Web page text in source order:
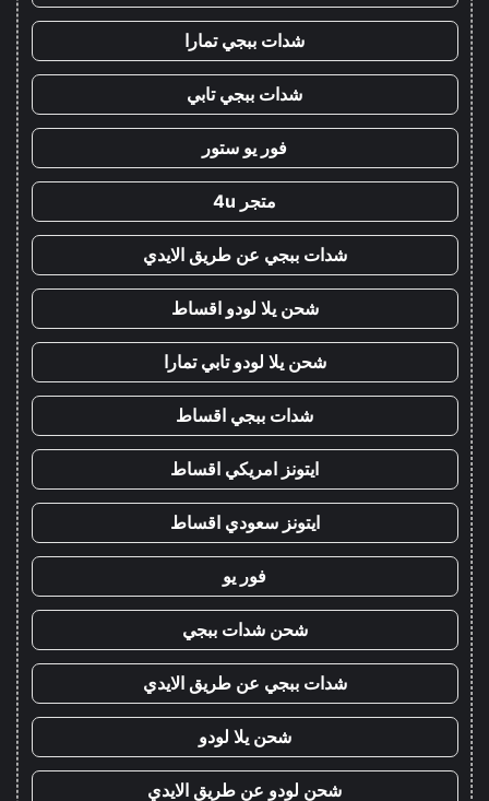
شدات ببجي تمارا
شدات ببجي تابي
فور يو ستور
متجر 4u
شدات ببجي عن طريق الايدي
شحن يلا لودو اقساط
شحن يلا لودو تابي تمارا
شدات ببجي اقساط
ايتونز امريكي اقساط
ايتونز سعودي اقساط
فور يو
شحن شدات ببجي
شدات ببجي عن طريق الايدي
شحن يلا لودو
شحن لودو عن طريق الايدي